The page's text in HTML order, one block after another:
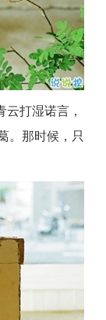
打湿诺言，
。那时候，只